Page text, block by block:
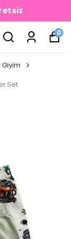
0
Giyim
Set